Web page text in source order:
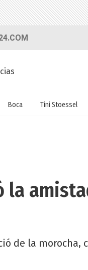
Boca Tini Stoessel
la
de la morocha,